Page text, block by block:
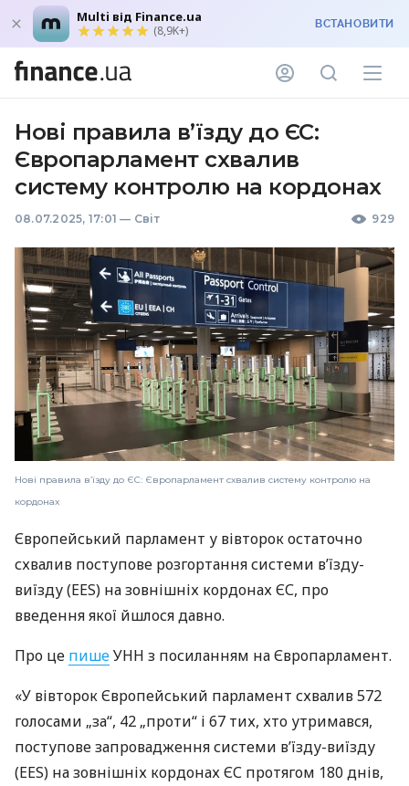
Multi від Finance.ua
(8,9K+) ВСТАНОВИТИ
Нові правила в’їзду до ЄС:
Європарламент схвалив
систему контролю на кордонах
08.07.2025, 17:01 — Світ 929
Нові правила в’їзду до ЄС: Європарламент схвалив систему контролю на
кордонах
Європейський парламент у вівторок остаточно
схвалив поступове розгортання системи в’їзду-
виїзду (EES) на зовнішніх кордонах ЄС, про
введення якої йшлося давно.
Про це пишеУНН з посиланням на Європарламент.
«У вівторок Європейський парламент схвалив 572
голосами „за“, 42 „проти“ і 67 тих, хто утримався,
поступове запровадження системи в’їзду-виїзду
(EES) на зовнішніх кордонах ЄС протягом 180 днів,